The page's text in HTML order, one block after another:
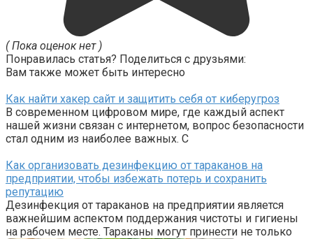
( Пока оценок нет )
Понравилась статья? Поделиться с друзьями:
Вам также может быть интересно
Как найти хакер сайт и защитить себя от киберугроз
В современном цифровом мире, где каждый аспект
нашей жизни связан с интернетом, вопрос безопасности
стал одним из наиболее важных. С
Как организовать дезинфекцию от тараканов на
предприятии, чтобы избежать потерь и сохранить
репутацию
Дезинфекция от тараканов на предприятии является
важнейшим аспектом поддержания чистоты и гигиены
на рабочем месте. Тараканы могут принести не только